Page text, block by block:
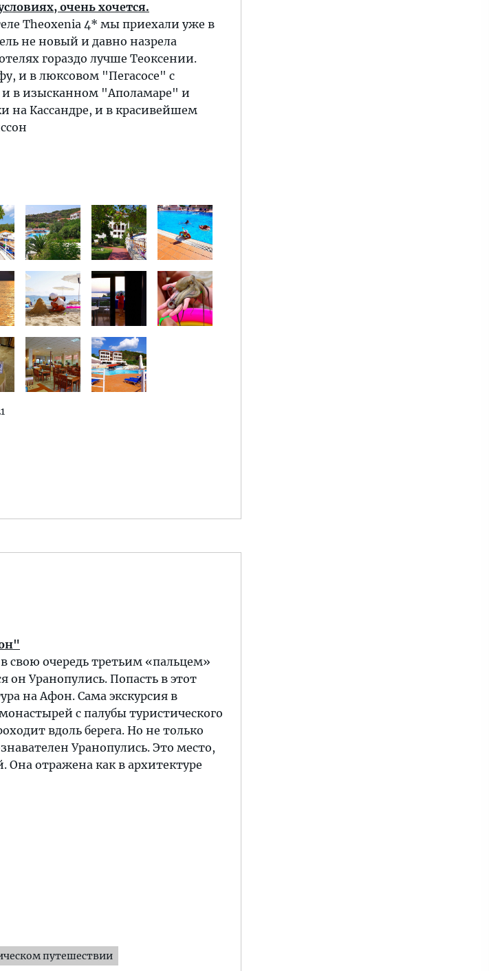
очень хочется.
Theoxenia 4* мы приехали уже в
не новый и давно назрела
гораздо лучше Теоксении.
и в люксовом "Пегасосе" с
и в изысканном "Аполамаре" и
на Кассандре, и в красивейшем
свою очередь третьим «пальцем»
он Уранопулись. Попасть в этот
на Афон. Сама экскурсия в
с палубы туристического
вдоль берега. Но не только
Уранопулись. Это место,
Она отражена как в архитектуре
путешествии